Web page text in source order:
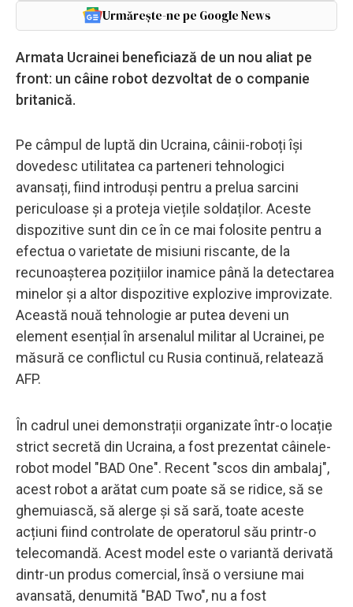
Urmărește-ne pe Google News
Armata Ucrainei beneficiază de un nou aliat pe
front: un câine robot dezvoltat de o companie
britanică.
Pe câmpul de luptă din Ucraina, câinii-roboți își
dovedesc utilitatea ca parteneri tehnologici
avansați, fiind introduși pentru a prelua sarcini
periculoase și a proteja viețile soldaților. Aceste
dispozitive sunt din ce în ce mai folosite pentru a
efectua o varietate de misiuni riscante, de la
recunoașterea pozițiilor inamice până la detectarea
minelor și a altor dispozitive explozive improvizate.
Această nouă tehnologie ar putea deveni un
element esențial în arsenalul militar al Ucrainei, pe
măsură ce conflictul cu Rusia continuă, relatează
AFP.
În cadrul unei demonstrații organizate într-o locație
strict secretă din Ucraina, a fost prezentat câinele-
robot model "BAD One". Recent "scos din ambalaj",
acest robot a arătat cum poate să se ridice, să se
ghemuiască, să alerge și să sară, toate aceste
acțiuni fiind controlate de operatorul său printr-o
telecomandă. Acest model este o variantă derivată
dintr-un produs comercial, însă o versiune mai
avansată, denumită "BAD Two", nu a fost